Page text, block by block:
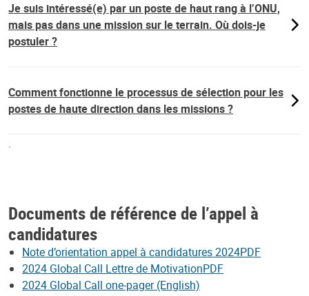
Je suis intéressé(e) par un poste de haut rang à l’ONU,
mais pas dans une mission sur le terrain. Où dois-je
postuler ?
Comment fonctionne le processus de sélection pour les
postes de haute direction dans les missions ?
.
Documents de référence de l’appel à
candidatures
Note d’orientation appel à candidatures 2024PDF
2024 Global Call Lettre de MotivationPDF
2024 Global Call one-pager (English)